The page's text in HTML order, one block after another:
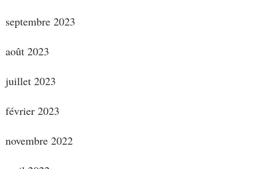
septembre 2023
août 2023
juillet 2023
février 2023
novembre 2022